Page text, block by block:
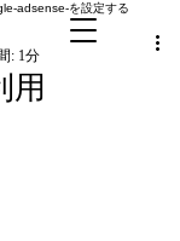
adsense-を設定する
用
: 1分